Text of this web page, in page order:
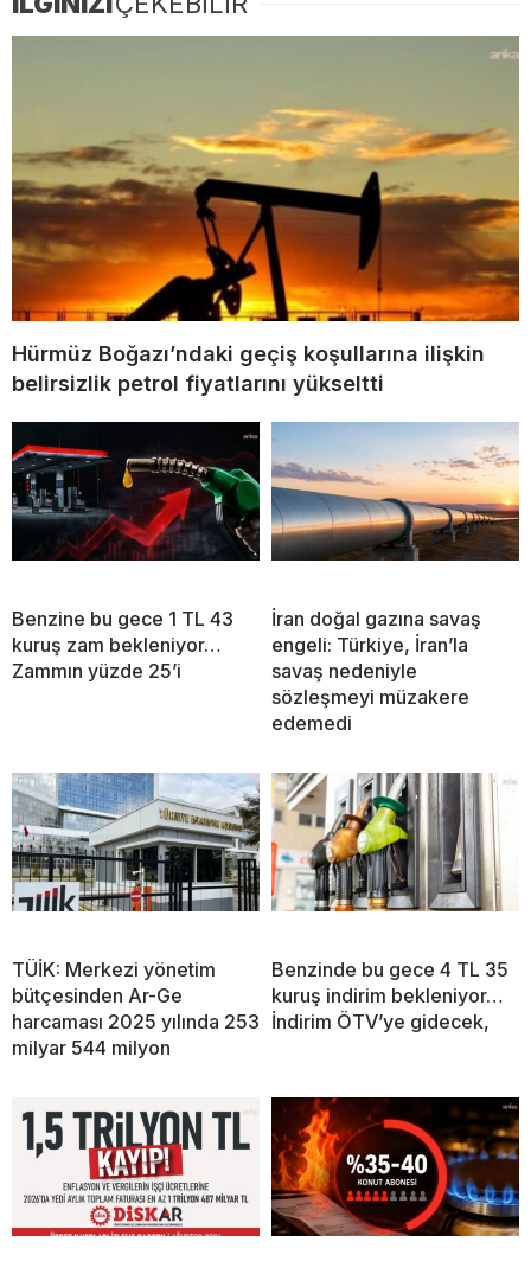
Hürmüz Boğazı’ndaki geçiş koşullarına ilişkin
belirsizlik petrol fiyatlarını yükseltti
Benzine bu gece 1 TL 43
kuruş zam bekleniyor…
Zammın yüzde 25’i
İran doğal gazına savaş
engeli: Türkiye, İran’la
savaş nedeniyle
sözleşmeyi müzakere
edemedi
TÜİK: Merkezi yönetim
bütçesinden Ar-Ge
harcaması 2025 yılında 253
milyar 544 milyon
Benzinde bu gece 4 TL 35
kuruş indirim bekleniyor…
İndirim ÖTV’ye gidecek,